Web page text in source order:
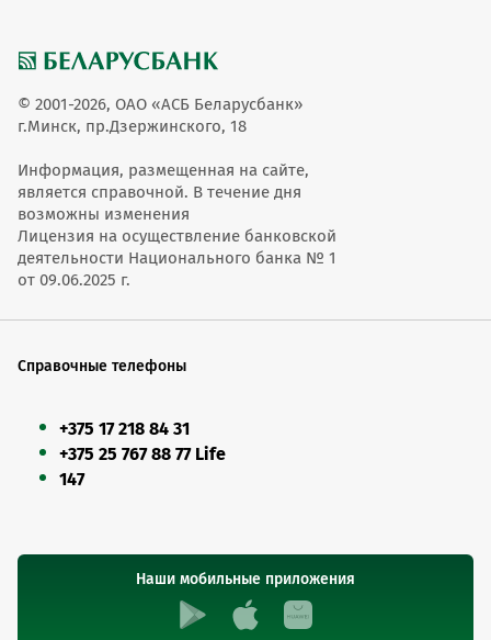
© 2001-2026, ОАО «АСБ Беларусбанк»
г.Минск, пр.Дзержинского, 18
Информация, размещенная на сайте,
является справочной. В течение дня
возможны изменения
Лицензия на осуществление банковской
деятельности Национального банка № 1
от 09.06.2025 г.
Справочные телефоны
+375 17 218 84 31
+375 25 767 88 77 Life
147
Наши мобильные приложения